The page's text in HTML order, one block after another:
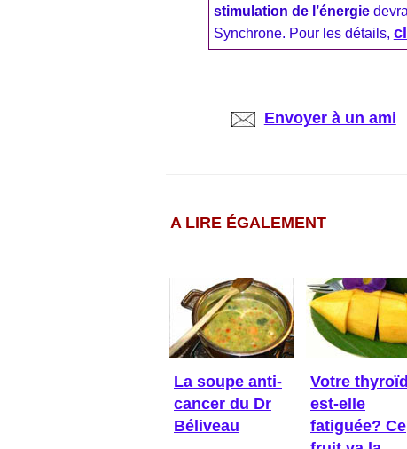
stimulation de l’énergie
Synchrone. Pour les détails,
Envoyer à un ami
A LIRE ÉGALEMENT
La soupe anti-
cancer du Dr
Béliveau
Votre
est-elle
fatiguée? Ce